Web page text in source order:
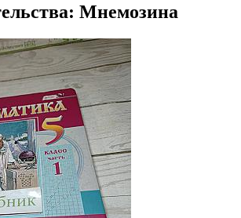
Мнемозина